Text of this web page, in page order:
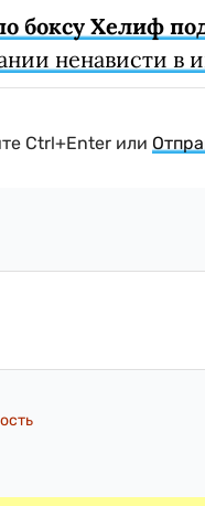
Хелиф
ненависти в
Ctrl+Enter или